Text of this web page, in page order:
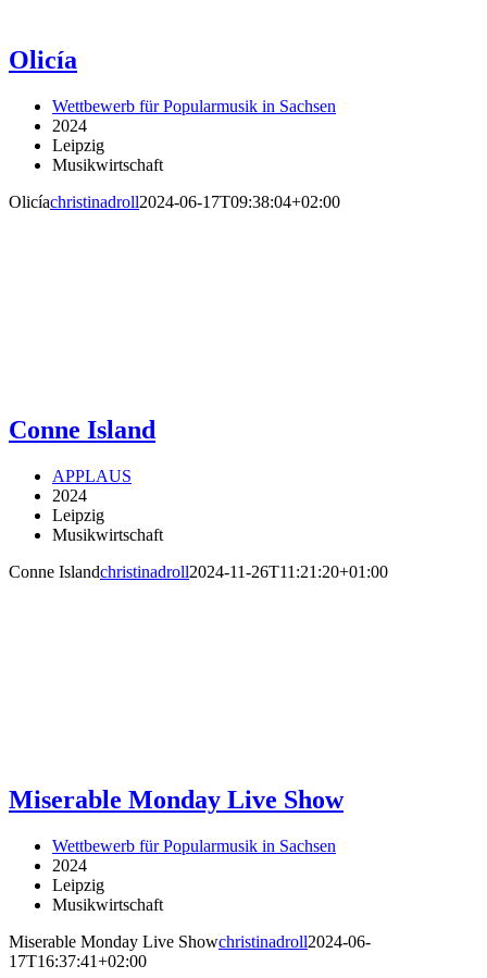
Olicía
Wettbewerb für Popularmusik in Sachsen
2024
Leipzig
Musikwirtschaft
Olicíachristinadroll2024-06-17T09:38:04+02:00
Conne Island
APPLAUS
2024
Leipzig
Musikwirtschaft
Conne Islandchristinadroll2024-11-26T11:21:20+01:00
Miserable Monday Live Show
Wettbewerb für Popularmusik in Sachsen
2024
Leipzig
Musikwirtschaft
Miserable Monday Live Showchristinadroll2024-06-
17T16:37:41+02:00